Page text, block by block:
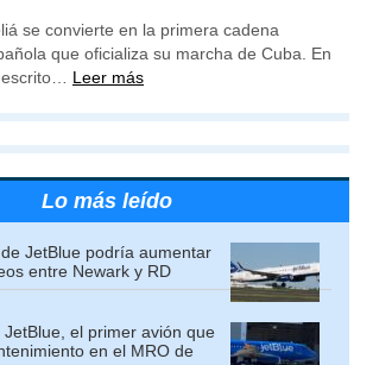
se convierte en la primera cadena
que oficializa su marcha de Cuba. En
Leer más
Lo más leído
JetBlue podría aumentar
entre Newark y RD
JetBlue, el primer avión que
en el MRO de